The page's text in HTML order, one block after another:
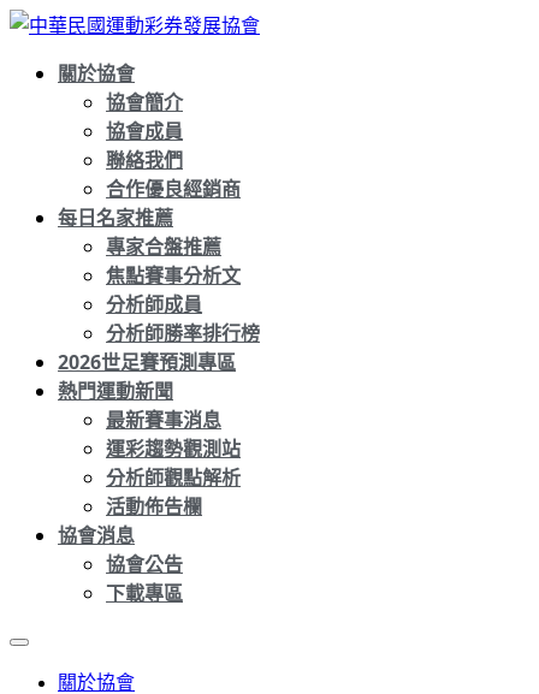
關於協會
協會簡介
協會成員
聯絡我們
合作優良經銷商
每日名家推薦
專家合盤推薦
焦點賽事分析文
分析師成員
分析師勝率排行榜
2026世足賽預測專區
熱門運動新聞
最新賽事消息
運彩趨勢觀測站
分析師觀點解析
活動佈告欄
協會消息
協會公告
下載專區
關於協會